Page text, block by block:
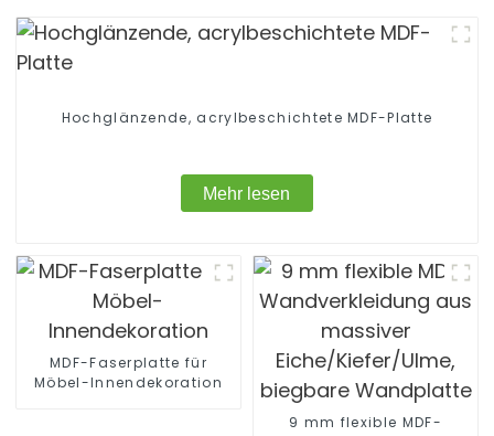
Hochglänzende, acrylbeschichtete MDF-Platte
Mehr lesen
MDF-Faserplatte für
Möbel-Innendekoration
9 mm flexible MDF-